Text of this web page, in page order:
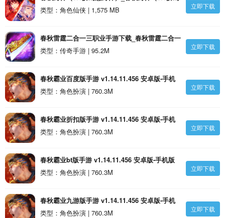
想封神）BT版下载
类型：角色仙侠 | 1,575 MB 立即下载
春秋雷霆二合一三职业手游下载_春秋雷霆二合一
三职业v1.1.0安卓版
类型：传奇手游 | 95.2M 立即下载
春秋霸业百度版手游 v1.14.11.456 安卓版-手机
版下载
类型：角色扮演 | 760.3M 立即下载
春秋霸业折扣版手游 v1.14.11.456 安卓版-手机
版下载
类型：角色扮演 | 760.3M 立即下载
春秋霸业bt版手游 v1.14.11.456 安卓版-手机版
下载
类型：角色扮演 | 760.3M 立即下载
春秋霸业九游版手游 v1.14.11.456 安卓版-手机
版下载
类型：角色扮演 | 760.3M 立即下载